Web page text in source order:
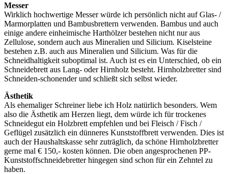
Messer
Wirklich hochwertige Messer würde ich persönlich nicht auf Glas- /
Marmorplatten und Bambusbrettern verwenden. Bambus und auch
einige andere einheimische Harthölzer bestehen nicht nur aus
Zellulose, sondern auch aus Mineralien und Silicium. Kiselsteine
bestehen z.B. auch aus Mineralien und Silicium. Was für die
Schneidhaltigkeit suboptimal ist. Auch ist es ein Unterschied, ob ein
Schneidebrett aus Lang- oder Hirnholz besteht. Hirnholzbretter sind
Schneiden-schonender und schließt sich selbst wieder.
Ästhetik
Als ehemaliger Schreiner liebe ich Holz natürlich besonders. Wem
also die Ästhetik am Herzen liegt, dem würde ich für trockenes
Schneidegut ein Holzbrett empfehlen und bei Fleisch / Fisch /
Geflügel zusätzlich ein dünneres Kunststoffbrett verwenden. Dies ist
auch der Haushaltskasse sehr zuträglich, da schöne Hirnholzbretter
gerne mal € 150,- kosten können. Die oben angesprochenen PP-
Kunststoffschneidebretter hingegen sind schon für ein Zehntel zu
haben.